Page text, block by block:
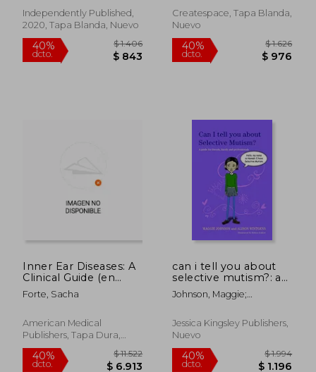
40%
dcto.
Pathologist, Speech
Therapy Assistants
Independently Published,
2020, Tapa Blanda, Nuevo
Createspace, Tapa Blanda,
Nuevo
Inner Ear Diseases: A
Clinical Guide (en
Inglés)
Forte, Sacha
American Medical
Publishers, Tapa Dura,
Nuevo
can i tell you about
selective mutism?: a
guide for friends,
family and
Inglés)
Johnson, Maggie;
Jessica Kingsley Publishers,
Nuevo